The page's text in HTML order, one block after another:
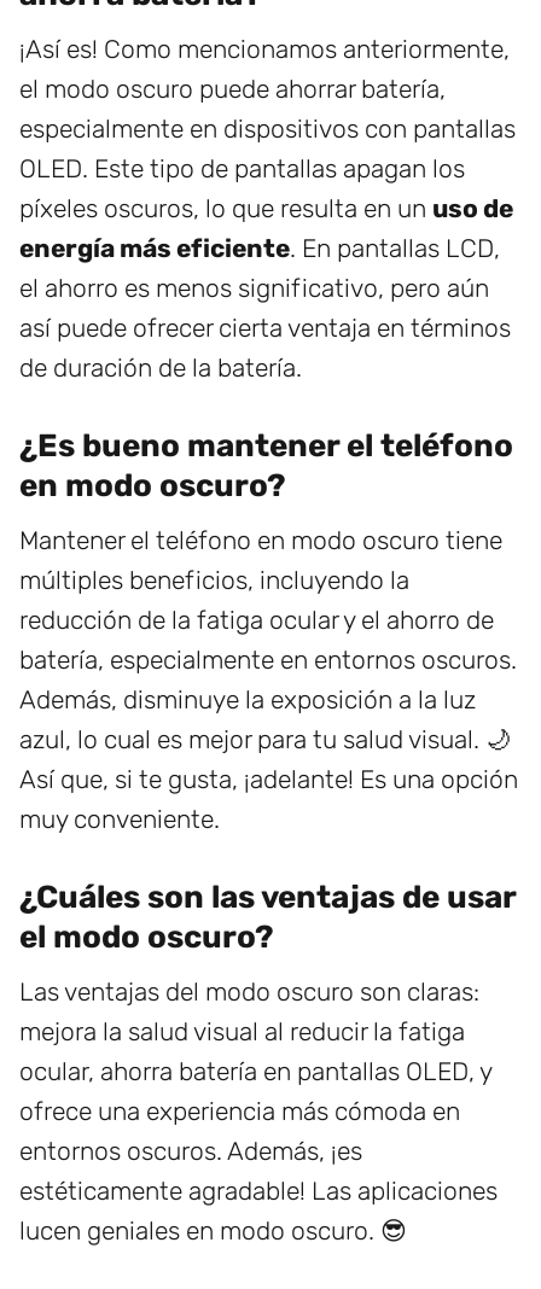
¡Así es! Como mencionamos anteriormente,
el modo oscuro puede ahorrar batería,
especialmente en dispositivos con pantallas
OLED. Este tipo de pantallas apagan los
píxeles oscuros, lo que resulta en un uso de
energía más eficiente. En pantallas LCD,
el ahorro es menos significativo, pero aún
así puede ofrecer cierta ventaja en términos
de duración de la batería.
¿Es bueno mantener el teléfono
en modo oscuro?
Mantener el teléfono en modo oscuro tiene
múltiples beneficios, incluyendo la
reducción de la fatiga ocular y el ahorro de
batería, especialmente en entornos oscuros.
Además, disminuye la exposición a la luz
azul, lo cual es mejor para tu salud visual. 🌙
Así que, si te gusta, ¡adelante! Es una opción
muy conveniente.
¿Cuáles son las ventajas de usar
el modo oscuro?
Las ventajas del modo oscuro son claras:
mejora la salud visual al reducir la fatiga
ocular, ahorra batería en pantallas OLED, y
ofrece una experiencia más cómoda en
entornos oscuros. Además, ¡es
estéticamente agradable! Las aplicaciones
lucen geniales en modo oscuro. 😎